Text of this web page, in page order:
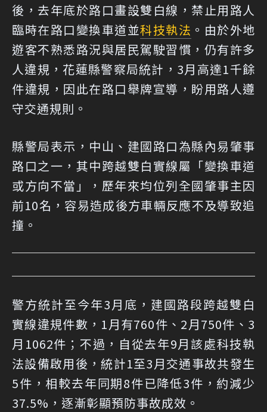
後，去年底於路口畫設雙白線，禁止用路人
臨時在路口變換車道並科技執法 。由於外地
遊客不熟悉路況與居民駕駛習慣，仍有許多
人違規，花蓮縣警察局統計，3月高達1千餘
件違規，因此在路口舉牌宣導，盼用路人遵
守交通規則。
縣警局表示，中山、建國路口為縣內易肇事
路口之一，其中跨越雙白實線屬「變換車道
或方向不當」，歷年來均位列全國肇事主因
前10名，容易造成後方車輛反應不及導致追
撞。
警方統計至今年3月底，建國路段跨越雙白
實線違規件數，1月有760件、2月750件、3
月1062件；不過，自從去年9月該處科技執
法設備啟用後，統計1至3月交通事故共發生
5件，相較去年同期8件已降低3件，約減少
37.5%，逐漸彰顯預防事故成效。